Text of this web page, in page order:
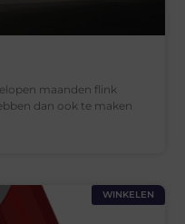
maanden flink
dan ook te maken
WINKELEN